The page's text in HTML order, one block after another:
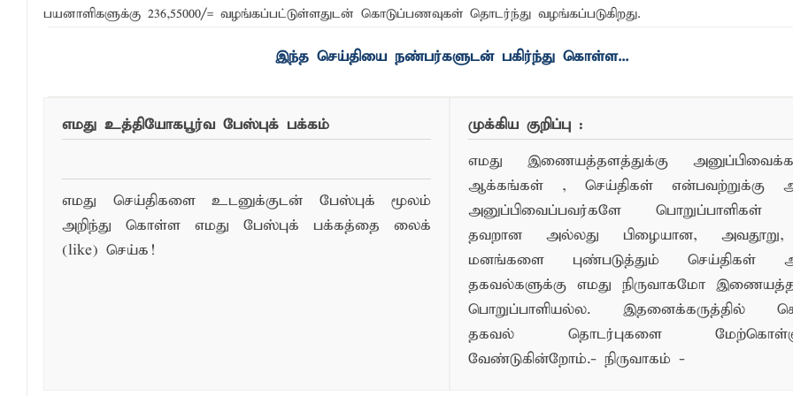
நிதி மோசடிகளைத் தடுப்பதற்காக மத்திய வங்கி – பொலிஸார் இணைந்து அம்பாறையில் விசேட விழிப்புணர்வு
பொலிஸ் சிறைக்கூடத்தை வீடியோ எடுத்த சந்தேக நபருக்கு சரீரப் பிணை-கல்முனை நீதிவான் நீதிமன்றம்
பயனாளிகளுக்கு 236,55000/= வழங்கப்பட்டுள்ளதுடன் கொடுப்பணவுகள் தொடர்ந்து வழங்கப்படுகிறது.
இந்த செய்தியை நண்பர்களுடன் பகிர்ந்து கொள்ள...
எமது உத்தியோகபூர்வ பேஸ்புக் பக்கம்
எமது செய்திகளை உடனுக்குடன் பேஸ்புக் மூலம்
அறிந்து கொள்ள எமது பேஸ்புக் பக்கத்தை லைக்
(like) செய்க!
முக்கிய குறிப்பு :
எமது இணையத்தளத்துக்கு
ஆக்கங்கள் , செய்திகள் என்பவற்றுக்கு
அனுப்பிவைப்பவர்களே பொறுப்பாளிகள்
தவறான அல்லது பிழையான, அவதூறு,
மனங்களை புண்படுத்தும் செய்திகள்
தகவல்களுக்கு எமது நிருவாகமோ
பொறுப்பாளியல்ல. இதனைக்கருத்தில்
தகவல் தொடர்புகளை
வேண்டுகின்றோம்.- நிருவாகம் -